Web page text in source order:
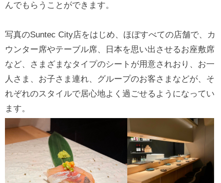
んでもらうことができます。
写真のSuntec City店をはじめ、ほぼすべての店舗で、カ
ウンター席やテーブル席、日本を思い出させるお座敷席
など、さまざまなタイプのシートが用意されおり、お一
人さま、お子さま連れ、グループのお客さまなどが、そ
れぞれのスタイルで居心地よく過ごせるようになってい
ます。